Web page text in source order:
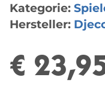
Kategorie:
Hersteller:
€